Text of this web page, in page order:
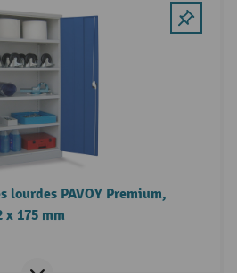
lourdes PAVOY Premium,
175 mm